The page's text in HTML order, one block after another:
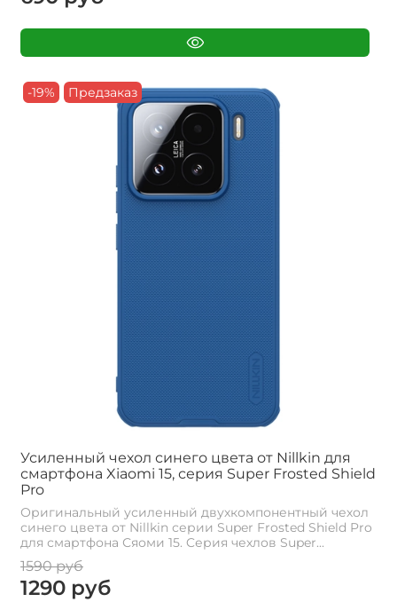
-19% Предзаказ
Усиленный чехол синего цвета от Nillkin для
смартфона Xiaomi 15, серия Super Frosted Shield
Pro
Оригинальный усиленный двухкомпонентный чехол
синего цвета от Nillkin серии Super Frosted Shield Pro
для смартфона Сяоми 15. Cерия чехлов Super...
1590 руб
1290 руб